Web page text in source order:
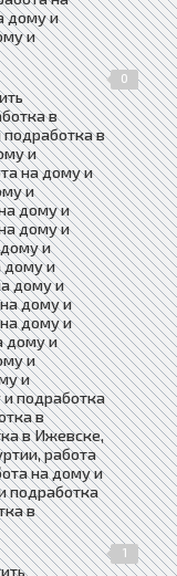
дому и
и
0
в
в
и
на дому и
и
дому и
дому и
и
дому и
дому и
дому и
дому и
дому и
и
и
подработка
в
в Ижевске,
работа
на дому и
подработка
в
1